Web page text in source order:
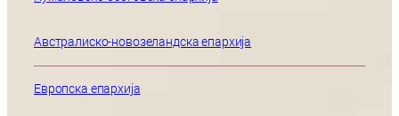
Австралиско-новозеландска епархија
Европска епархија